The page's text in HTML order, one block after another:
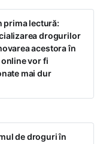
prima lectură:
drogurilor
acestora în
vor fi
mai dur
de droguri în